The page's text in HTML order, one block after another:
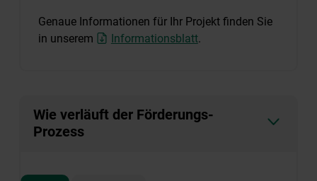
Genaue Informationen für Ihr Projekt finden Sie
in unserem
Informationsblatt.
Wie verläuft der Förderungs-
Prozess